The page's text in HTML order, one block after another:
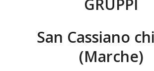
GRUPPI
San Cassiano
(Marche)